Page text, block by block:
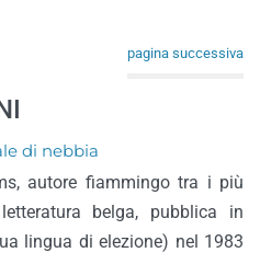
pagina successiva
di nebbia
autore fiammingo tra i più
belga, pubblica in
lingua di elezione) nel 1983